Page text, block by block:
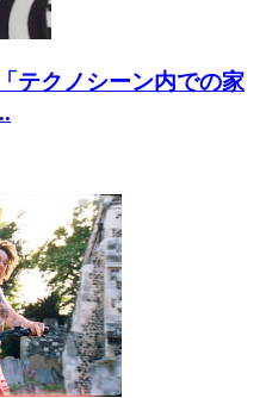
テクノシーン内での家